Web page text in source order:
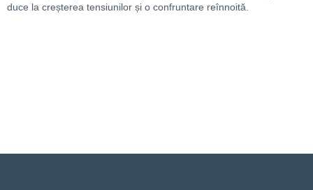
duce la creșterea tensiunilor și o confruntare reînnoită.